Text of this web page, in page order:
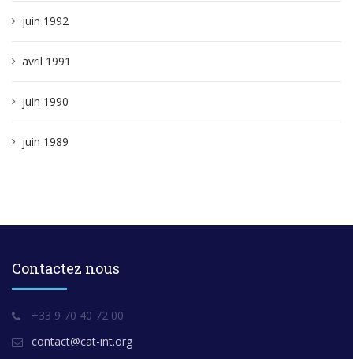
juin 1992
avril 1991
juin 1990
juin 1989
Contactez nous
+33 9 70 40 72 00
contact@cat-int.org